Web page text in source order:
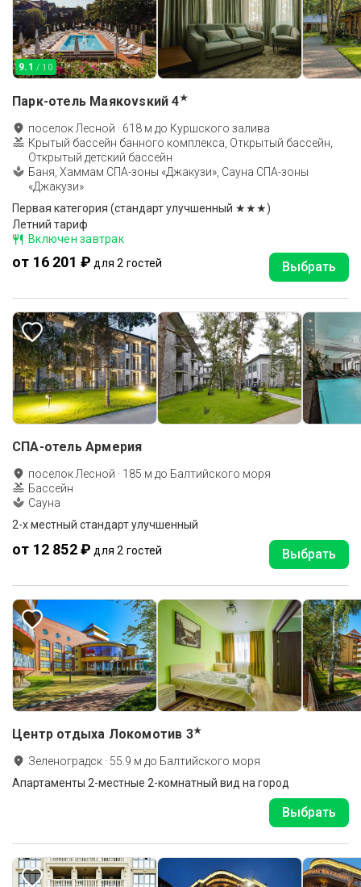
9.1 / 10
Парк-отель Маякоvsкий 4★
поселок Лесной · 618 м до Куршского залива
Крытый бассейн банного комплекса, Открытый бассейн,
Открытый детский бассейн
Баня, Хаммам СПА-зоны «Джакузи», Сауна СПА-зоны
«Джакузи»
Первая категория (стандарт улучшенный ★★★)
Летний тариф
Включен завтрак
от 16 201 ₽ для 2 гостей Выбрать
СПА-отель Армерия
поселок Лесной · 185 м до Балтийского моря
Бассейн
Сауна
2-x местный стандарт улучшенный
от 12 852 ₽ для 2 гостей Выбрать
Центр отдыха Локомотив 3★
Зеленоградск · 55.9 м до Балтийского моря
Апартаменты 2-местные 2-комнатный вид на город
Выбрать